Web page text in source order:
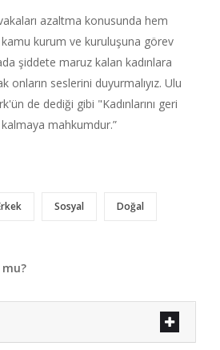
azaltma konusunda hem
kurum ve kuruluşuna görev
şiddete maruz kalan kadınlara
onların seslerini duyurmalıyız. Ulu
de dediği gibi "Kadınlarını geri
mahkumdur.”
Sena IŞIK
Sosyal Doğal